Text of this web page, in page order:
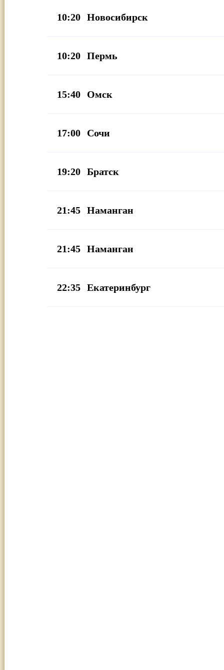
10:20 Новосибирск
10:20 Пермь
15:40 Омск
17:00 Сочи
19:20 Братск
21:45 Наманган
21:45 Наманган
22:35 Екатеринбург